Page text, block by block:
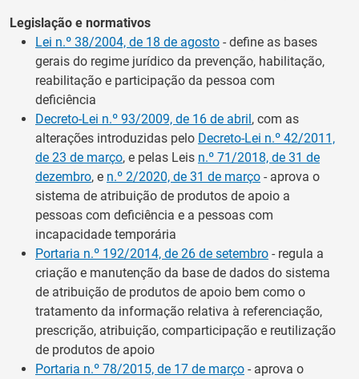
Legislação e normativos
Lei n.º 38/2004, de 18 de agosto - define as bases
gerais do regime jurídico da prevenção, habilitação,
reabilitação e participação da pessoa com
deficiência
Decreto-Lei n.º 93/2009, de 16 de abril, com as
alterações introduzidas pelo Decreto-Lei n.º 42/2011,
de 23 de março, e pelas Leis n.º 71/2018, de 31 de
dezembro, e n.º 2/2020, de 31 de março - aprova o
sistema de atribuição de produtos de apoio a
pessoas com deficiência e a pessoas com
incapacidade temporária
Portaria n.º 192/2014, de 26 de setembro - regula a
criação e manutenção da base de dados do sistema
de atribuição de produtos de apoio bem como o
tratamento da informação relativa à referenciação,
prescrição, atribuição, comparticipação e reutilização
de produtos de apoio
Portaria n.º 78/2015, de 17 de março - aprova o